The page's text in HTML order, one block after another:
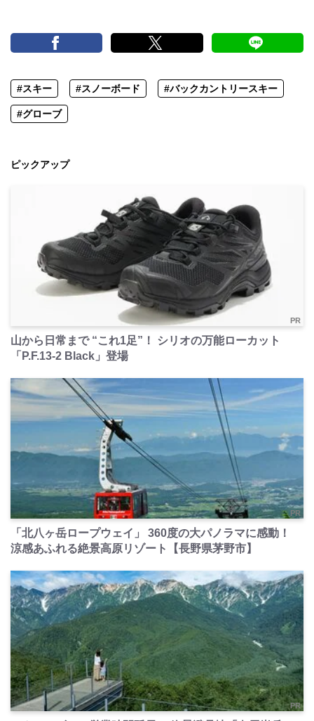
#スキー #スノーボード #バックカントリースキー
#グローブ
ピックアップ
PR
山から日常まで “これ1足”！ シリオの万能ローカット
「P.F.13-2 Black」登場
PR
「北八ヶ岳ロープウェイ」 360度の大パノラマに感動！
涼感あふれる絶景高原リゾート【長野県茅野市】
PR